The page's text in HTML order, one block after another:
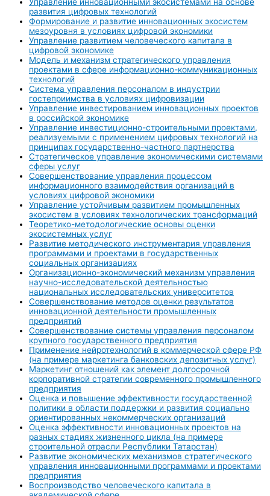
Управление инновационными экосистемами на основе
развития цифровых технологий
Формирование и развитие инновационных экосистем
мезоуровня в условиях цифровой экономики
Управление развитием человеческого капитала в
цифровой экономике
Модель и механизм стратегического управления
проектами в сфере информационно-коммуникационных
технологий
Система управления персоналом в индустрии
гостеприимства в условиях цифровизации
Управление инвестированием инновационных проектов
в российской экономике
Управление инвестиционно-строительными проектами,
реализуемыми с применением цифровых технологий на
принципах государственно-частного партнерства
Стратегическое управление экономическими системами
сферы услуг
Совершенствование управления процессом
информационного взаимодействия организаций в
условиях цифровой экономики
Управление устойчивым развитием промышленных
экосистем в условиях технологических трансформаций
Теоретико-методологические основы оценки
экосистемных услуг
Развитие методического инструментария управления
программами и проектами в государственных
социальных организациях
Организационно-экономический механизм управления
научно-исследовательской деятельностью
национальных исследовательских университетов
Совершенствование методов оценки результатов
инновационной деятельности промышленных
предприятий
Совершенствование системы управления персоналом
крупного государственного предприятия
Применение нейротехнологий в коммерческой сфере РФ
(на примере маркетинга банковских депозитных услуг)
Маркетинг отношений как элемент долгосрочной
корпоративной стратегии современного промышленного
предприятия
Оценка и повышение эффективности государственной
политики в области поддержки и развития социально
ориентированных некоммерческих организаций
Оценка эффективности инновационных проектов на
разных стадиях жизненного цикла (на примере
строительной отрасли Республики Татарстан)
Развитие экономических механизмов стратегического
управления инновационными программами и проектами
предприятия
Воспроизводство человеческого капитала в